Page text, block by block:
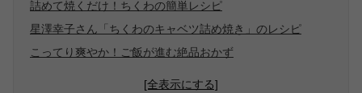
詰めて焼くだけ！ちくわの簡単レシピ
星澤幸子さん「ちくわのキャベツ詰め焼き」のレシピ
こってり爽やか！ご飯が進む絶品おかず
[全表示にする]